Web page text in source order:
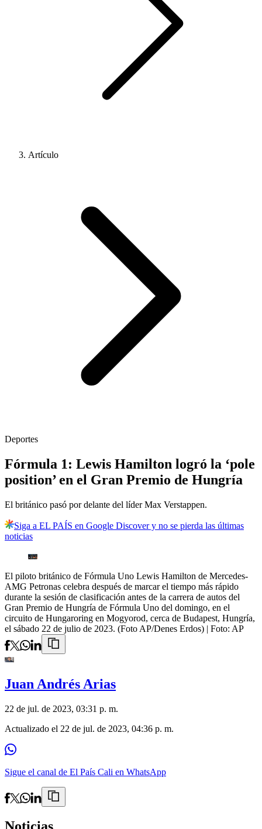
Artículo
Deportes
Fórmula 1: Lewis Hamilton logró la ‘pole
position’ en el Gran Premio de Hungría
El británico pasó por delante del líder Max Verstappen.
Siga a EL PAÍS en Google Discover y no se pierda las últimas
noticias
El piloto británico de Fórmula Uno Lewis Hamilton de Mercedes-
AMG Petronas celebra después de marcar el tiempo más rápido
durante la sesión de clasificación antes de la carrera de autos del
Gran Premio de Hungría de Fórmula Uno del domingo, en el
circuito de Hungaroring en Mogyorod, cerca de Budapest, Hungría,
el sábado 22 de julio de 2023. (Foto AP/Denes Erdos) | Foto: AP
Juan Andrés Arias
22 de jul. de 2023, 03:31 p. m.
Actualizado el 22 de jul. de 2023, 04:36 p. m.
Sigue el canal de El País Cali en WhatsApp